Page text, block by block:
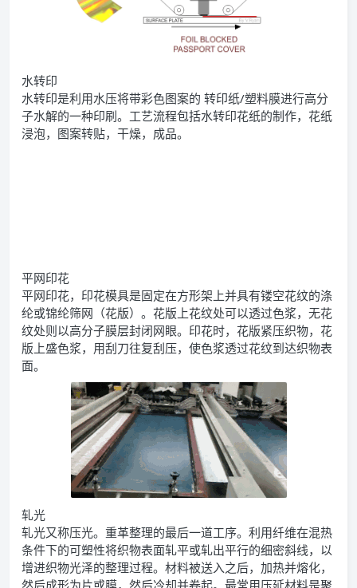
水转印
水转印是利用水压将带彩色图案的 转印纸/塑料膜进行高分
子水解的一种印刷。工艺流程包括水转印花纸的制作，花纸
浸泡，图案转贴，干燥，成品。
平网印花
平网印花，印花模具是固定在方形架上并具有镂空花纹的涤
纶或锦纶筛网（花版）。花版上花纹处可以透过色浆，无花
纹处则以高分子膜层封闭网眼。印花时，花版紧压织物，花
版上盛色浆，用刮刀往复刮压，使色浆透过花纹到达织物表
面。
轧光
轧光又称压光。重革整理的最后一道工序。利用纤维在混热
条件下的可塑性将织物表面轧平或轧出平行的细密斜线，以
增进织物光泽的整理过程。材料被送入之后，加热并熔化，